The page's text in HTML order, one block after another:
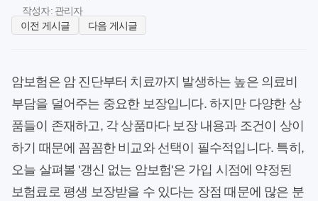
작성자: 관리자
이전 게시글
다음 게시글
암보험은 암 진단부터 치료까지 발생하는 높은 의료비
부담을 덜어주는 중요한 보장입니다. 하지만 다양한 상
품들이 존재하고, 각 상품마다 보장 내용과 조건이 상이
하기 때문에 꼼꼼한 비교와 선택이 필수적입니다. 특히,
오늘 살펴볼 '갱신 없는 암보험'은 가입 시점에 약정된
보험료로 평생 보장받을 수 있다는 장점 때문에 많은 분